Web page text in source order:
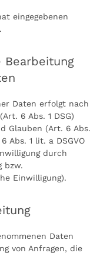
eingegebenen
Bearbeitung
Daten erfolgt nach
6 Abs. 1 DSG)
Glauben (Art. 6 Abs.
Abs. 1 lit. a DSGVO
durch
bzw.
Einwilligung).
Daten
von Anfragen, die